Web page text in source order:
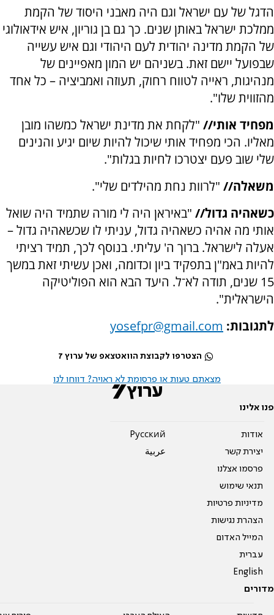
הדגל של עם ישראל וגם היה מאבני היסוד של הקמת
ממלכת ישראל באותן שנים. כך גם בן גוריון, איש אידאולוגי
של הקמת מדינה יהודית לעם היהודי וגם איש עשייה
שבפועל יישם זאת. בשניהם יש המון מאפיינים של
מנהיגות, ראייה לטווח רחוק, תעוזה ואמביציה – כל אחד
מהזווית שלו".
מפחיד אותי// "לקחת את מדינת ישראל כמשהו מובן
מאליו. הכי מפחיד אותי שיכול להיות שיום יגיע והנינים
שלי שוב פעם יצטרכו לחיות בגלות".
משאלה// "לרוות נחת מהילדים שלי".
כשאהיה גדול// "באיראן היה לי מורה שתמיד היה שואל
אותי מה אהיה כשאהיה גדול, עניתי לו שכשאהיה גדול –
אעלה לישראל. ברוך ה' עליתי. בנוסף לכך, תמיד רציתי
להיות באמ"ן בתפקיד ביון וכדומה, ואכן עשיתי זאת במשך
15 שנים, תודה לא־ל. היעד הבא הוא הפוליטיקה
הישראלית".
לתגובות: yosefpr@gmail.com
הצטרפו לקבוצת הוואטצאפ של ערוץ 7
מצאתם טעות או פרסומת לא ראויה? דווחו לנו
פנו אלינו
אודות
יצירת קשר
פרסמו אצלנו
תנאי שימוש
מדיניות פרטיות
הצהרת נגישות
המייל האדום
עברית
English
Pусский
عربية
מדורים